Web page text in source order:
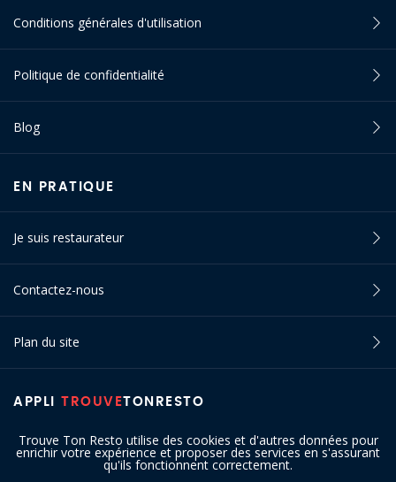
Trouve Ton Resto utilise des cookies et d'autres données pour
enrichir votre expérience et proposer des services en s'assurant
qu'ils fonctionnent correctement.
APPLI TROUVETONRESTO
Conditions générales d'utilisation
Politique de confidentialité
Blog
EN PRATIQUE
Je suis restaurateur
Contactez-nous
Plan du site